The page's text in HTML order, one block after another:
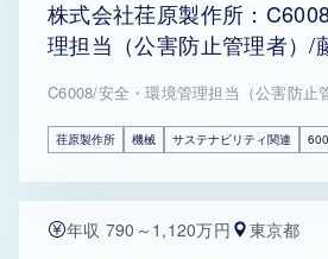
株式会社荏原製作所：
理担当（公害防止管理者）/
C6008/安全・環境管理担当（公害防止
荏原製作所 機械 サステナビリティ関連
年収 790～1,120万円 東京都